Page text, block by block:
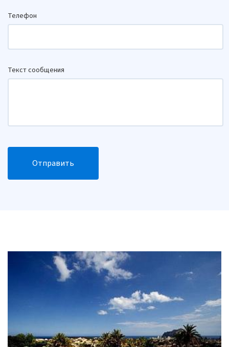
Телефон
Текст сообщения
Отправить